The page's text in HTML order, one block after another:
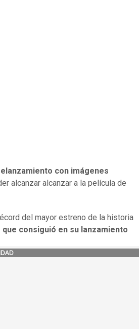
con imágenes
alcanzar alcanzar a la película de
del mayor estreno de la historia
consiguió en su lanzamiento